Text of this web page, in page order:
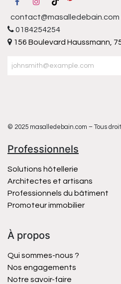
contact@masalledebain.com
0184254254
156 Boulevard Haussmann,
© 2025 masalledebain.com – Tous
Professionnels
Solutions hôtellerie
Architectes et artisans
Professionnels du bâtiment
Promoteur immobilier
À propos
Qui sommes-nous ?
Nos engagements
Notre savoir-faire